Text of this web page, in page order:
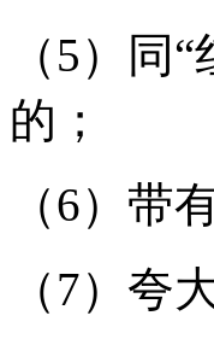
（5）同
的；
（6）带
（7）夸